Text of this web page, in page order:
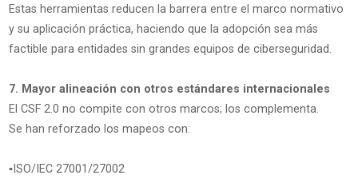
Estas herramientas reducen la barrera entre el marco normativo
y su aplicación práctica, haciendo que la adopción sea más
factible para entidades sin grandes equipos de ciberseguridad.
7. Mayor alineación con otros estándares internacionales
El CSF 2.0 no compite con otros marcos; los complementa.
Se han reforzado los mapeos con:
▪️ISO/IEC 27001/27002